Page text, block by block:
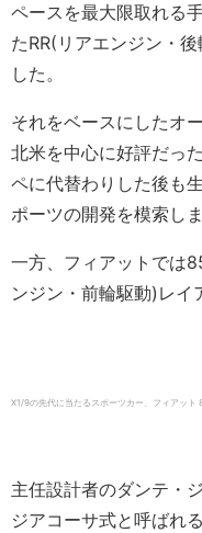
ペースを最大限取れる
たRR(リアエンジン・
した。
それをベースにしたオ
北米を中心に好評だっ
ペに代替わりした後も
ポーツの開発を模索しま
一方、フィアットでは
ンジン・前輪駆動)レイ
X1/9の先代に当たるスポーツカー、フィアッ
主任設計者のダンテ・
ジアコーサ式と呼ばれ